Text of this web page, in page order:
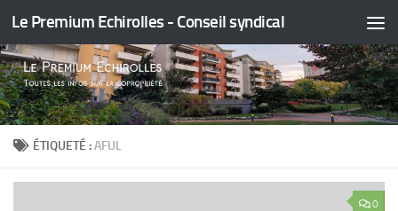
Skip to content
Le Premium Echirolles - Conseil syndical
ÉTIQUETÉ :AFUL
0